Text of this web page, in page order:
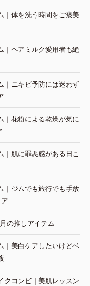
｜体を洗う時間をご褒美
｜ヘアミルク愛用者も絶
｜ニキビ予防には迷わず
｜花粉による乾燥が気に
｜肌に罪悪感がある日こ
｜ジムでも旅行でも手放
の推しアイテム
｜美白ケアしたいけどベ
クコンビ｜美肌レッスン